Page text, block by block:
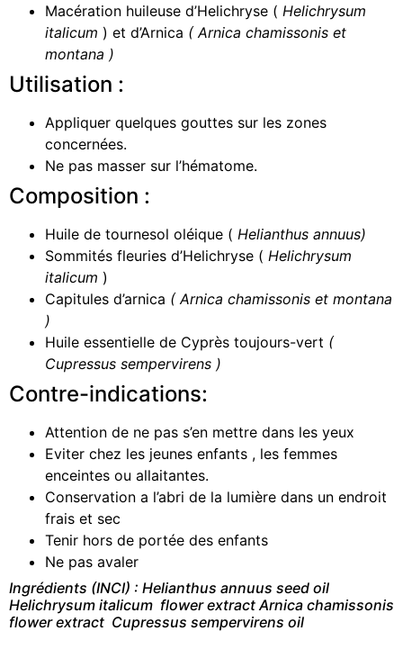
Macération huileuse d’Helichryse ( Helichrysum
italicum ) et d’Arnica ( Arnica chamissonis et
montana )
Utilisation :
Appliquer quelques gouttes sur les zones
concernées.
Ne pas masser sur l’hématome.
Composition :
Huile de tournesol oléique ( Helianthus annuus)
Sommités fleuries d’Helichryse ( Helichrysum
italicum )
Capitules d’arnica ( Arnica chamissonis et montana
)
Huile essentielle de Cyprès toujours-vert (
Cupressus sempervirens )
Contre-indications:
Attention de ne pas s’en mettre dans les yeux
Eviter chez les jeunes enfants , les femmes
enceintes ou allaitantes.
Conservation a l’abri de la lumière dans un endroit
frais et sec
Tenir hors de portée des enfants
Ne pas avaler
Ingrédients (INCI) : Helianthus annuus seed oil
Helichrysum italicum flower extract Arnica chamissonis
flower extract Cupressus sempervirens oil